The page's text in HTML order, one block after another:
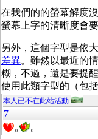
在我們的的螢幕解度
螢幕上字的清晰度會
另外，這個字型是依
差異。雖然以最近的
糊，不過，還是要提
使用此類字型的（包
本人已不在此站活動
7
0 0